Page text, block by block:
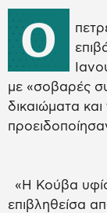
Ο
με «σοβαρές
δικαιώματα
«Η Κούβα
επιβληθείσα